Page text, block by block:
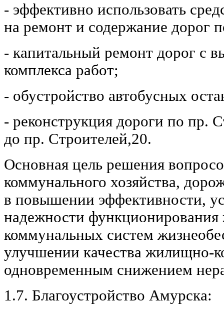
- эффективно использовать
на ремонт и содержание дорог
- капитальный ремонт дорог с
комплекса работ;
- обустройство автобусных
- реконструкция дороги по пр.
до пр. Строителей,20.
Основная цель решения
коммунального хозяйства,
в повышении эффективности,
надежности
коммунальных систем
улучшении качества жилищно-
одновременным снижением
1.7. Благоустройство Амурска: